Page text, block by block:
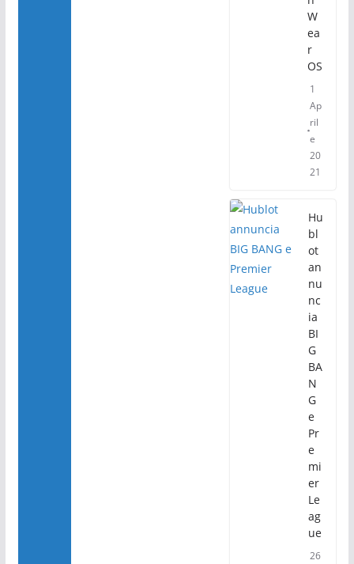
W
ea
r
OS
1
Ap
ril
e
20
21
Hu
bl
ot
an
nu
nc
ia
BI
G
BA
N
G
e
Pr
e
mi
er
Le
ag
ue
26